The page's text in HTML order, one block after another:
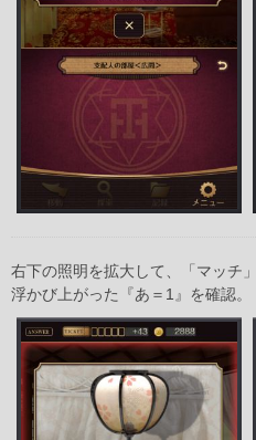
右下の照明を拡大して、「マッチ
浮かび上がった『あ＝1』を確認。